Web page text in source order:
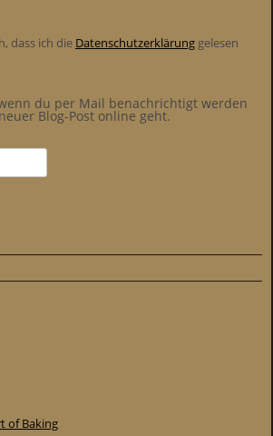
dass ich die Datenschutzerklärung gelesen
du per Mail benachrichtigt werden
Blog-Post online geht.
of Baking